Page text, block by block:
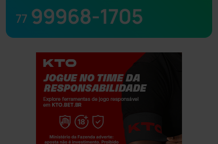
77 99968-1705